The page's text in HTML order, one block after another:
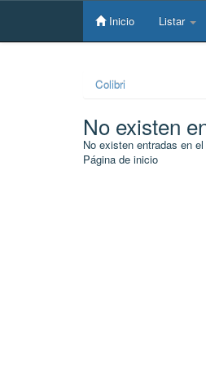
Skip
Inicio Listar
Colibri
No existen
No existen entradas en
Página de inicio